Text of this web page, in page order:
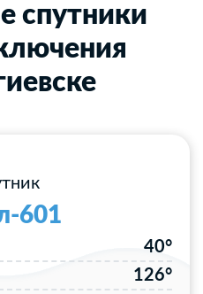
спутники
601
40°
126°